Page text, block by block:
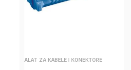
ALAT ZA KABELE I KONEKTORE